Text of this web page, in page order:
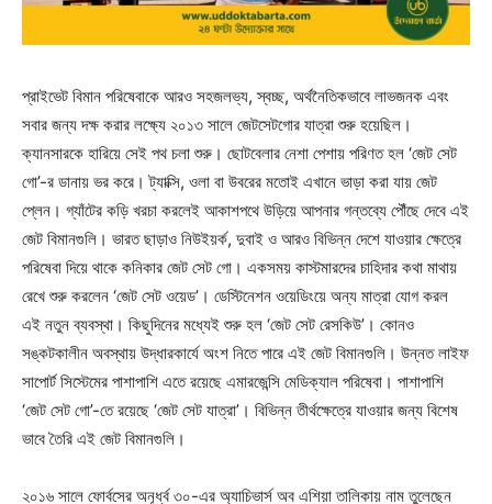
প্রাইভেট বিমান পরিষেবাকে আরও সহজলভ্য, স্বচ্ছ, অর্থনৈতিকভাবে লাভজনক এবং
সবার জন্য দক্ষ করার লক্ষ্যে ২০১৩ সালে জেটসেটগোর যাত্রা শুরু হয়েছিল।
ক্যানসারকে হারিয়ে সেই পথ চলা শুরু। ছোটবেলার নেশা পেশায় পরিণত হল ‘জেট সেট
গো’-র ডানায় ভর করে। ট্যাক্সি, ওলা বা উবরের মতোই এখানে ভাড়া করা যায় জেট
প্লেন। গ্যাঁটের কড়ি খরচা করলেই আকাশপথে উড়িয়ে আপনার গন্তব্যে পৌঁছে দেবে এই
জেট বিমানগুলি। ভারত ছাড়াও নিউইয়র্ক, দুবাই ও আরও বিভিন্ন দেশে যাওয়ার ক্ষেত্রে
পরিষেবা দিয়ে থাকে কনিকার জেট সেট গো। একসময় কাস্টমারদের চাহিদার কথা মাথায়
রেখে শুরু করলেন ‘জেট সেট ওয়েড’। ডেস্টিনেশন ওয়েডিংয়ে অন্য মাত্রা যোগ করল
এই নতুন ব্যবস্থা। কিছুদিনের মধ্যেই শুরু হল ‘জেট সেট রেসকিউ’। কোনও
সঙ্কটকালীন অবস্থায় উদ্ধারকার্যে অংশ নিতে পারে এই জেট বিমানগুলি। উন্নত লাইফ
সাপোর্ট সিস্টেমের পাশাপাশি এতে রয়েছে এমারজেন্সি মেডিক্যাল পরিষেবা। পাশাপাশি
‘জেট সেট গো’-তে রয়েছে ‘জেট সেট যাত্রা’। বিভিন্ন তীর্থক্ষেত্রে যাওয়ার জন্য বিশেষ
ভাবে তৈরি এই জেট বিমানগুলি।
২০১৬ সালে ফোর্বসের অনূর্ধ্ব ৩০-এর অ্যাচিভার্স অব এশিয়া তালিকায় নাম তুলেছেন